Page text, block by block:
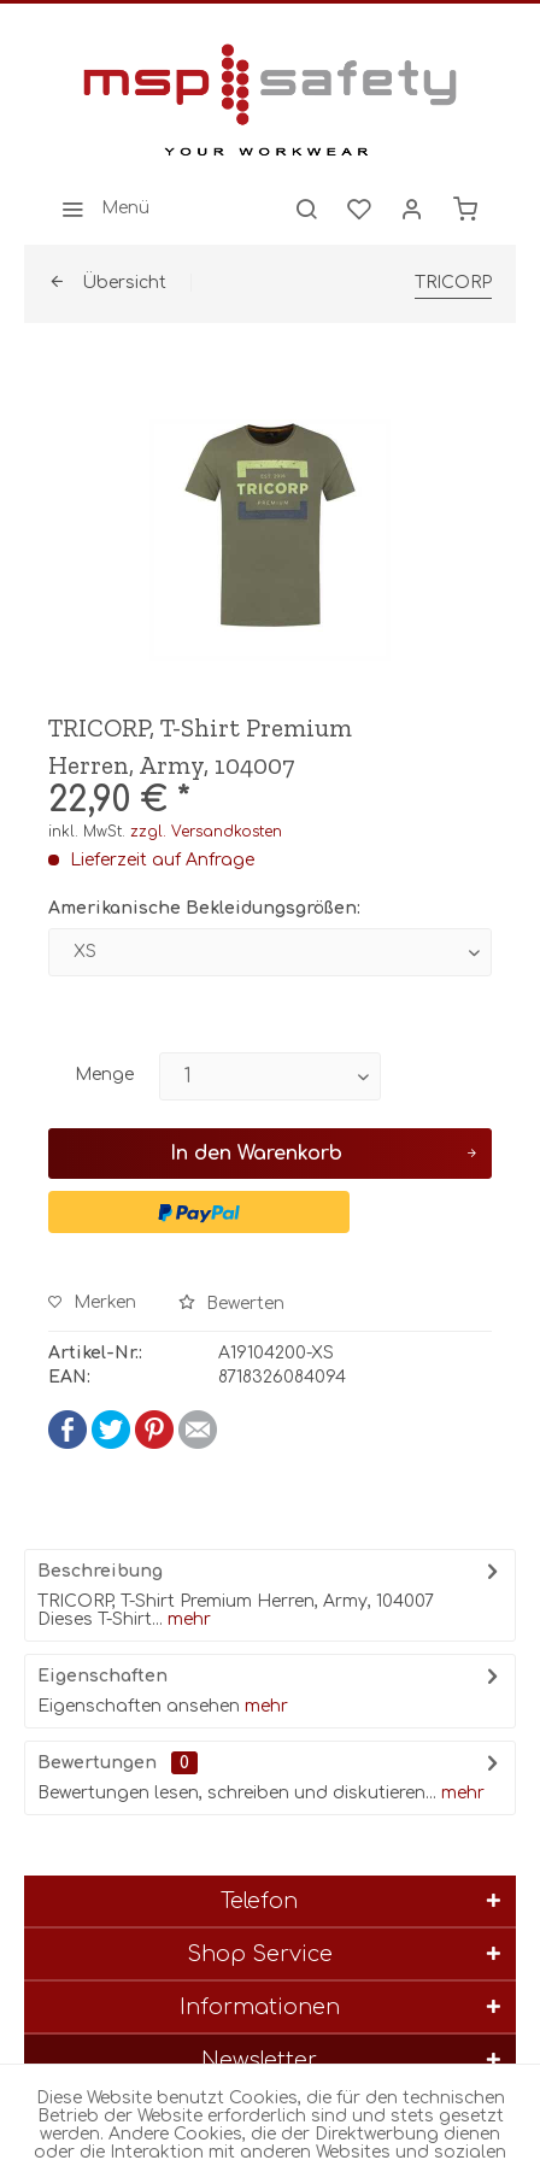
Menü
Übersicht TRICORP
TRICORP, T-Shirt Premium
Herren, Army, 104007
22,90 € *
inkl. MwSt. zzgl. Versandkosten
Lieferzeit auf Anfrage
Amerikanische Bekleidungsgrößen:
Menge
In den Warenkorb
Merken Bewerten
Artikel-Nr.:
A19104200-XS
EAN:
8718326084094
Beschreibung
TRICORP, T-Shirt Premium Herren, Army, 104007
Dieses T-Shirt... mehr
Eigenschaften
Eigenschaften ansehen mehr
Bewertungen
0
Bewertungen lesen, schreiben und diskutieren... mehr
Telefon
Shop Service
Informationen
Newsletter
* Alle Preise inkl. gesetzl. Mehrwertsteuer zzgl.Versandkostenund
ggf. Nachnahmegebühren, wenn nicht anders beschrieben
Diese Website benutzt Cookies, die für den technischen
Betrieb der Website erforderlich sind und stets gesetzt
werden. Andere Cookies, die der Direktwerbung dienen
oder die Interaktion mit anderen Websites und sozialen